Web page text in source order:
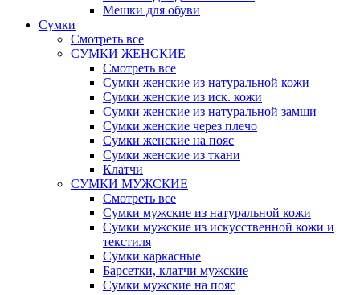
Мешки для обуви
Сумки
Смотреть все
СУМКИ ЖЕНСКИЕ
Смотреть все
Сумки женские из натуральной кожи
Сумки женские из иск. кожи
Сумки женские из натуральной замши
Сумки женские через плечо
Сумки женские на пояс
Сумки женские из ткани
Клатчи
СУМКИ МУЖСКИЕ
Смотреть все
Сумки мужские из натуральной кожи
Сумки мужские из искусственной кожи и
текстиля
Сумки каркасные
Барсетки, клатчи мужские
Сумки мужские на пояс